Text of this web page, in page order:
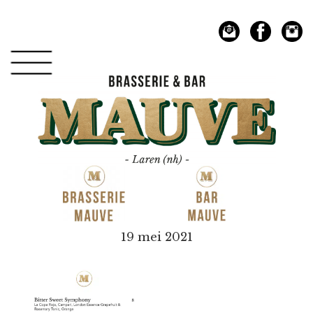
hoofdnavigatie
hoofd
inhoud
Mauve
19 mei 2021